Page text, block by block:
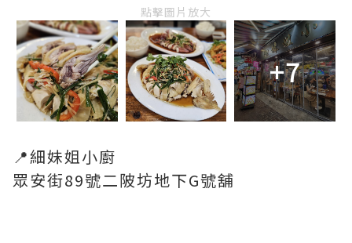
點擊圖片放大
+7
📍細妹姐小廚
眾安街89號二陂坊地下G號舖